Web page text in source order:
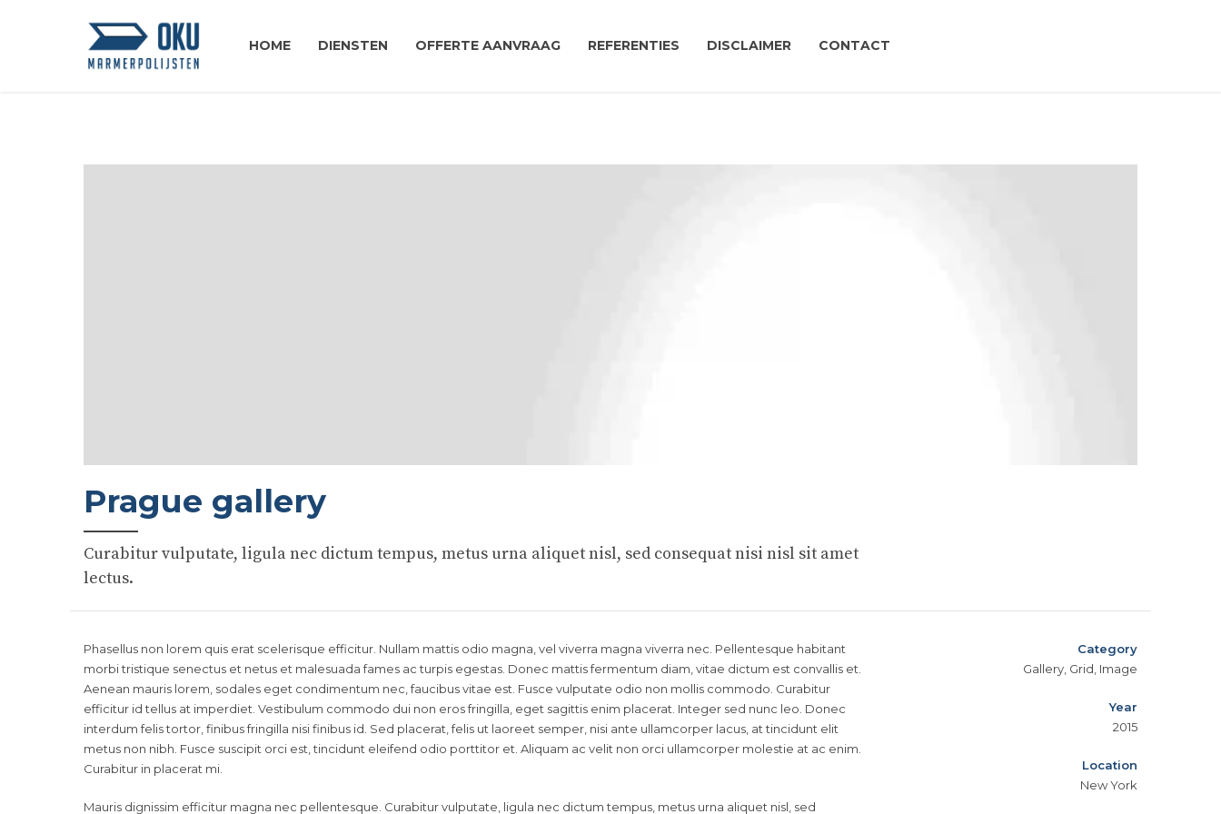
HOME DIENSTEN OFFERTE AANVRAAG REFERENTIES DISCLAIMER CONTACT
Prague gallery
Curabitur vulputate, ligula nec dictum tempus, metus urna aliquet nisl, sed consequat nisi nisl sit amet
lectus.
Phasellus non lorem quis erat scelerisque efficitur. Nullam mattis odio magna, vel viverra magna viverra nec. Pellentesque habitant
morbi tristique senectus et netus et malesuada fames ac turpis egestas. Donec mattis fermentum diam, vitae dictum est convallis et.
Aenean mauris lorem, sodales eget condimentum nec, faucibus vitae est. Fusce vulputate odio non mollis commodo. Curabitur
efficitur id tellus at imperdiet. Vestibulum commodo dui non eros fringilla, eget sagittis enim placerat. Integer sed nunc leo. Donec
interdum felis tortor, finibus fringilla nisi finibus id. Sed placerat, felis ut laoreet semper, nisi ante ullamcorper lacus, at tincidunt elit
metus non nibh. Fusce suscipit orci est, tincidunt eleifend odio porttitor et. Aliquam ac velit non orci ullamcorper molestie at ac enim.
Curabitur in placerat mi.
Mauris dignissim efficitur magna nec pellentesque. Curabitur vulputate, ligula nec dictum tempus, metus urna aliquet nisl, sed
Category
Gallery, Grid, Image
Year
2015
Location
New York